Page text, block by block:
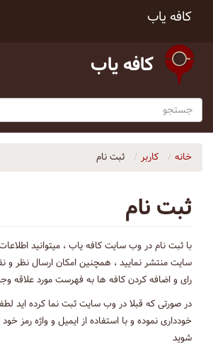
کافه یاب
کافه یاب
خانه کاربر ثبت نام
ثبت نام
با ثبت نام در وب سایت کافه یاب ، میتوانید
سایت منتشر نمایید ، همچنین امکان ارسال نظر
رای و اضافه کردن کافه ها به فهرست مورد علاقه
در صورتی که قبلا در وب سایت ثبت نما کرده اید
خودداری نموده و با استفاده از ایمیل و واژه رمز
شوید